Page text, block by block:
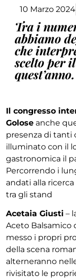
10 Marzo 2024
Tra i
abbiamo
che
scelto per
quest’anno.
Il congresso
Golose anche
presenza di tanti
illuminato con il
gastronomica il
Percorrendo i
andati alla
tra gli stand
Acetaia Giusti –
Aceto Balsamico
messo i propri
della scena
alterneranno
rivisitato le